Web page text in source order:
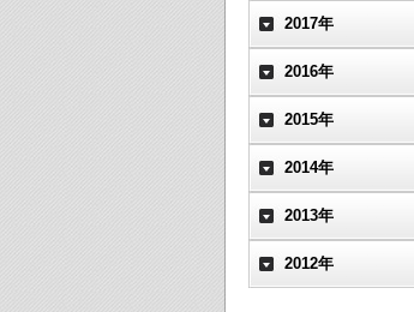
2017年
2016年
2015年
2014年
2013年
2012年